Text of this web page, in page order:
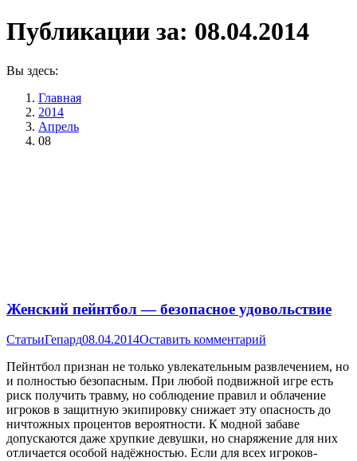
Публикации за: 08.04.2014
Вы здесь:
Главная
2014
Апрель
08
Женский пейнтбол — безопасное удовольствие
СтатьиГепард08.04.2014Оставить комментарий
Пейнтбол признан не только увлекательным развлечением, но
и полностью безопасным. При любой подвижной игре есть
риск получить травму, но соблюдение правил и облачение
игроков в защитную экипировку снижает эту опасность до
ничтожных процентов вероятности. К модной забаве
допускаются даже хрупкие девушки, но снаряжение для них
отличается особой надёжностью. Если для всех игроков-